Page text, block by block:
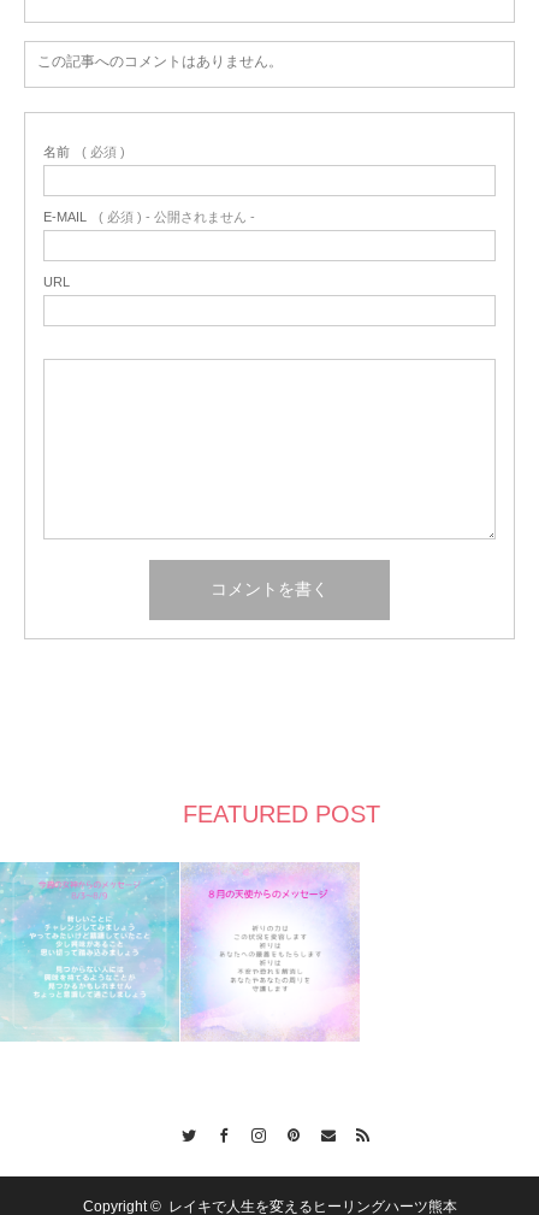
この記事へのコメントはありません。
名前 ( 必須 )
E-MAIL ( 必須 ) - 公開されません -
URL
FEATURED POST
Copyright © レイキで人生を変えるヒーリングハーツ熊本